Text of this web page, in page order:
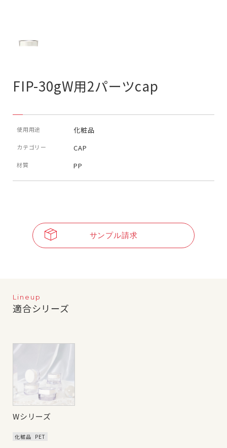
FIP-30gW用2パーツcap
使用用途 化粧品
カテゴリー CAP
材質 PP
サンプル請求
Lineup
適合シリーズ
Wシリーズ
化粧品 PET